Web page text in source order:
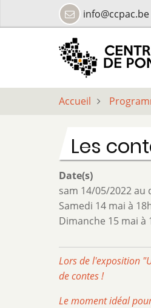
info@ccpac.be
Accueil
Les
Date(s)
sam 14/05/2022au
Samedi 14 mai à
Dimanche 15 mai à
Lors de l'exposition
de contes !
Le moment idéal